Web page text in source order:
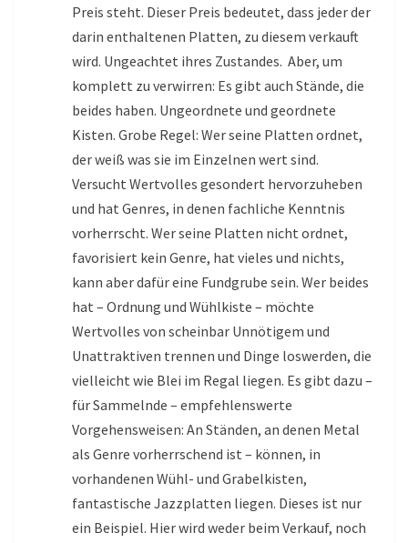
Preis steht. Dieser Preis bedeutet, dass jeder der
darin enthaltenen Platten, zu diesem verkauft
wird. Ungeachtet ihres Zustandes. Aber, um
komplett zu verwirren: Es gibt auch Stände, die
beides haben. Ungeordnete und geordnete
Kisten. Grobe Regel: Wer seine Platten ordnet,
der weiß was sie im Einzelnen wert sind.
Versucht Wertvolles gesondert hervorzuheben
und hat Genres, in denen fachliche Kenntnis
vorherrscht. Wer seine Platten nicht ordnet,
favorisiert kein Genre, hat vieles und nichts,
kann aber dafür eine Fundgrube sein. Wer beides
hat – Ordnung und Wühlkiste – möchte
Wertvolles von scheinbar Unnötigem und
Unattraktiven trennen und Dinge loswerden, die
vielleicht wie Blei im Regal liegen. Es gibt dazu –
für Sammelnde – empfehlenswerte
Vorgehensweisen: An Ständen, an denen Metal
als Genre vorherrschend ist – können, in
vorhandenen Wühl- und Grabelkisten,
fantastische Jazzplatten liegen. Dieses ist nur
ein Beispiel. Hier wird weder beim Verkauf, noch